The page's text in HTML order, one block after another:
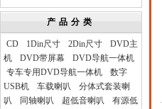
产品分类
CD 1Din尺寸 2Din尺寸
DVD主
机
DVD带屏幕
DVD导航一体机
专车专用DVD导航一体机
数字
USB机
车载喇叭
分体式套装喇
叭
同轴喇叭 超低音喇叭
有源低